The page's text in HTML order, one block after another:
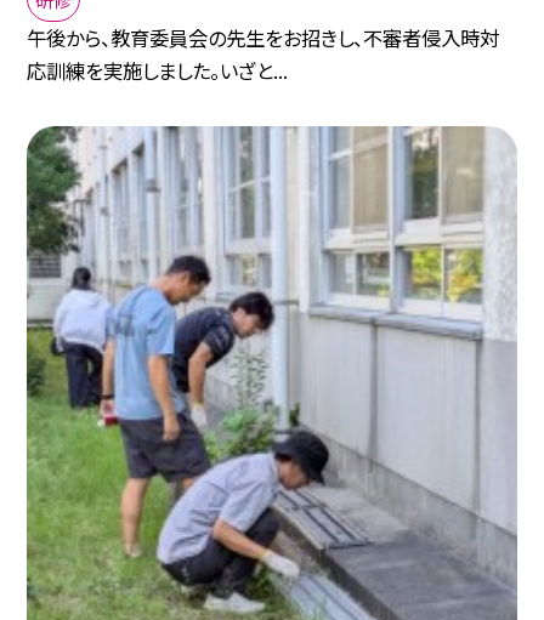
午後から、教育委員会の先生をお招きし、不審者侵入時対
応訓練を実施しました。いざと...